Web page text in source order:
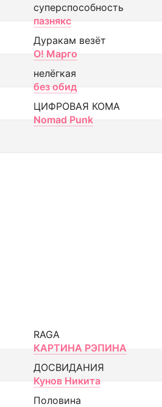
суперспособность
пазнякс
Дуракам везёт
О! Марго
нелёгкая
без обид
ЦИФРОВАЯ КОМА
Nomad Punk
RAGA
КАРТИНА РЭПИНА
ДОСВИДАНИЯ
Кунов Никита
Половина